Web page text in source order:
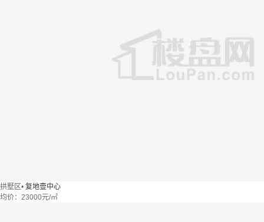
拱墅区• 复地壹中心
均价： 23000元/㎡